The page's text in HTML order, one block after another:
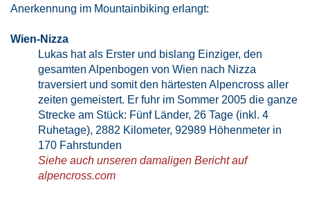
Anerkennung im Mountainbiking erlangt:
Wien-Nizza
Lukas hat als Erster und bislang Einziger, den
gesamten Alpenbogen von Wien nach Nizza
traversiert und somit den härtesten Alpencross aller
zeiten gemeistert. Er fuhr im Sommer 2005 die ganze
Strecke am Stück: Fünf Länder, 26 Tage (inkl. 4
Ruhetage), 2882 Kilometer, 92989 Höhenmeter in
170 Fahrstunden
Siehe auch unseren damaligen Bericht auf
alpencross.com